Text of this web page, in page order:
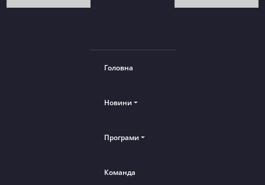
Головна
Новини
Програми
Команда